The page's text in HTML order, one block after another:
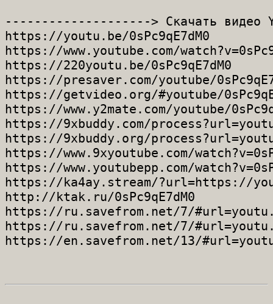
--------------------> Скачать видео
https://youtu.be/0sPc9qE7dM0
https://www.youtube.com/
https://220youtu.be/0sPc9qE7dM0
https://presaver.com/youtube/
https://getvideo.org/#youtube/
https://www.y2mate.com/youtube/
https://9xbuddy.com/
https://9xbuddy.org/
https://www.9xyoutube.com/
https://www.youtubepp.com/
https://ka4ay.stream/?url=https://
http://ktak.ru/0sPc9qE7dM0
https://ru.savefrom.net/7/
https://ru.savefrom.net/7/